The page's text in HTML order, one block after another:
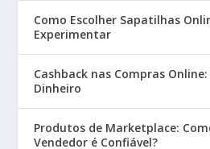
Como Escolher Sapatilhas
Experimentar
Cashback nas Compras
Dinheiro
Produtos de Marketplace:
Vendedor é Confiável?